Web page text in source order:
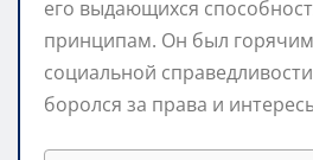
его выдающихся
принципам. Он был
социальной
боролся за права и